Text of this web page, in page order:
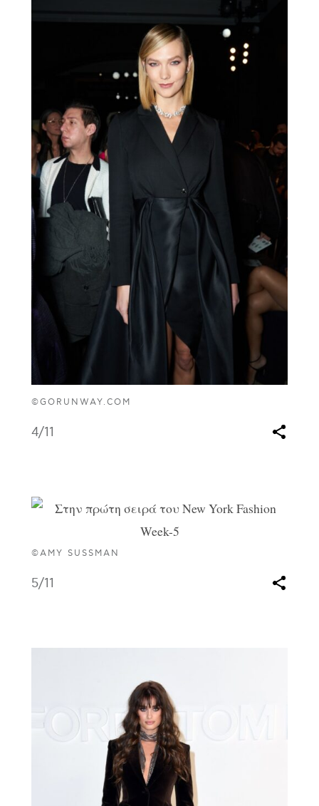
©GORUNWAY.COM
4/11
©AMY SUSSMAN
5/11